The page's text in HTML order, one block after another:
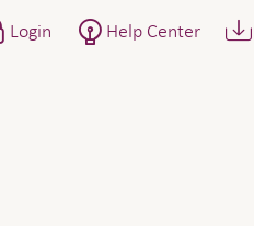
Login Help Center